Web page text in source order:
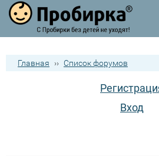
Главная ›› Список форумов
Вход